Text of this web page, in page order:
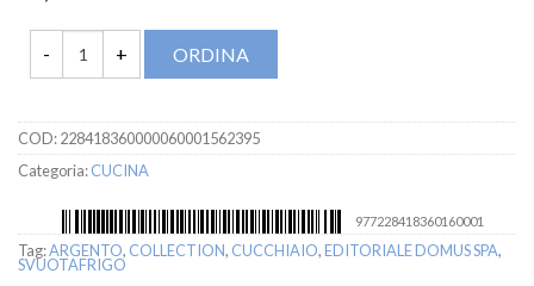
ORDINA
COD:228418360000060001562395
Categoria:CUCINA
977228418360160001
Tag:ARGENTO, COLLECTION, CUCCHIAIO,EDITORIALE DOMUS SPA,
SVUOTAFRIGO